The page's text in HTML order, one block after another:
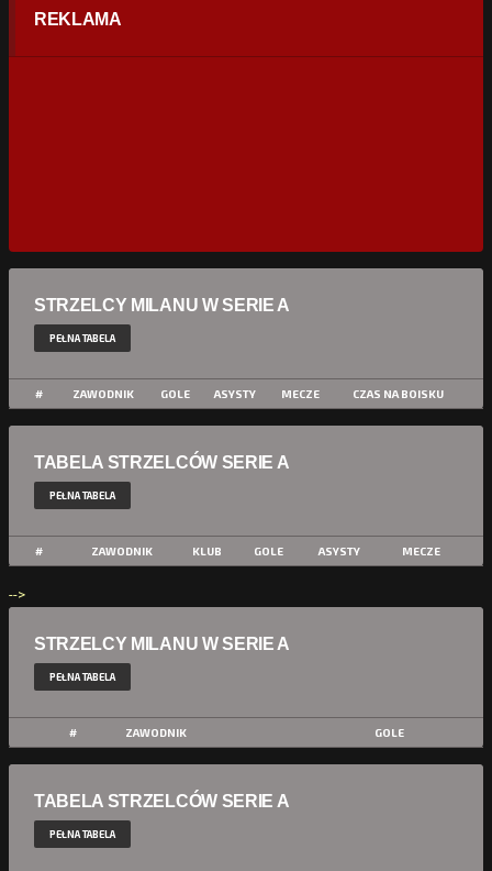
REKLAMA
STRZELCY MILANU W SERIE A
PEŁNA TABELA
# ZAWODNIK GOLE ASYSTY MECZE CZAS NA BOISKU
TABELA STRZELCÓW SERIE A
PEŁNA TABELA
# ZAWODNIK KLUB GOLE ASYSTY MECZE
-->
STRZELCY MILANU W SERIE A
PEŁNA TABELA
# ZAWODNIK GOLE
TABELA STRZELCÓW SERIE A
PEŁNA TABELA